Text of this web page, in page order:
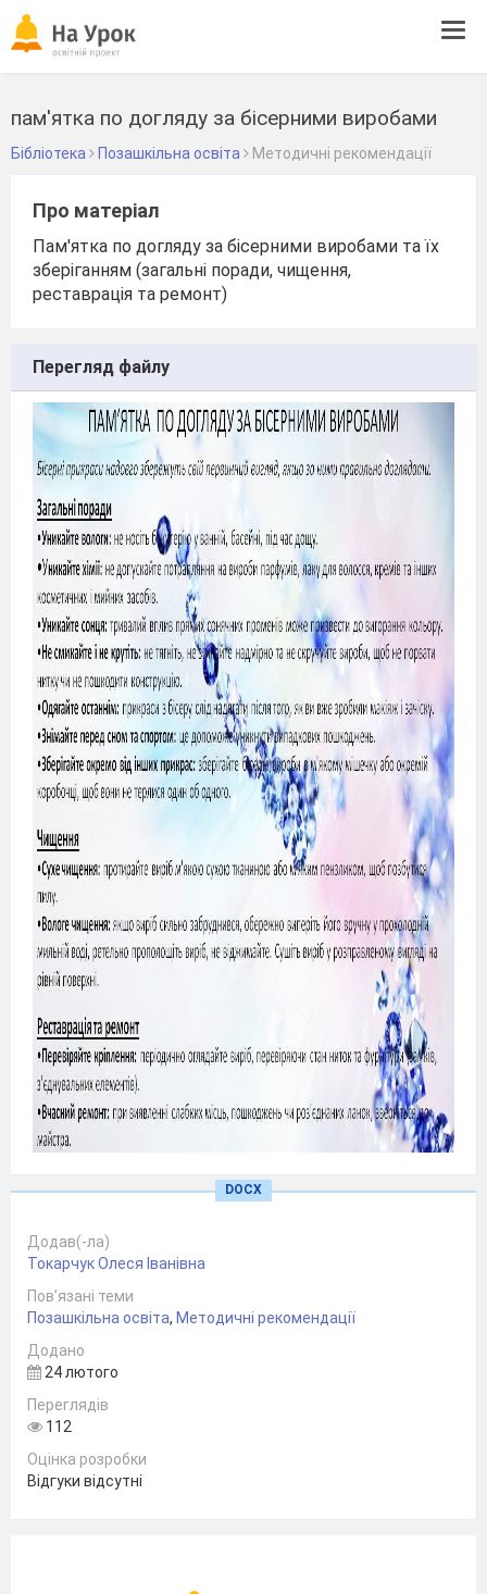
пам'ятка по догляду за бісерними виробами
Бібліотека Позашкільна освіта Методичні рекомендації
Про матеріал
Пам'ятка по догляду за бісерними виробами та їх
зберіганням (загальні поради, чищення,
реставрація та ремонт)
Перегляд файлу
DOCX
Додав(-ла)
Токарчук Олеся Іванівна
Пов’язані теми
Позашкільна освіта, Методичні рекомендації
Додано
24 лютого
Переглядів
112
Оцінка розробки
Відгуки відсутні